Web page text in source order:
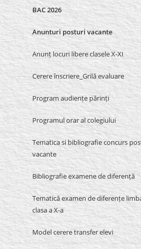
BAC 2026
Anunturi posturi vacante
Anunț locuri libere clasele X-XI
Cerere înscriere_Grilă evaluare
Program audiențe părinți
Programul orar al colegiului
Tematica si bibliografie concurs
vacante
Bibliografie examene de diferență
Tematică examen de diferențe
clasa a X-a
Model cerere transfer elevi